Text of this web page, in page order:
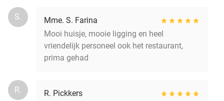
S.
Mme. S. Farina
Mooi huisje, mooie ligging en heel
vriendelijk personeel ook het restaurant,
prima gehad
R.
R. Pickkers